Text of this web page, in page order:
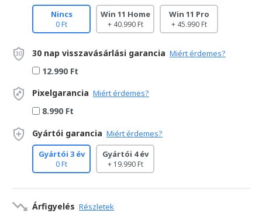
Nincs
0 Ft
Win 11 Home
+ 40.990 Ft
Win 11 Pro
+ 45.990 Ft
30 nap visszavásárlási garancia Miért érdemes?
12.990 Ft
Pixelgarancia Miért érdemes?
8.990 Ft
Gyártói garancia Miért érdemes?
Gyártói 3 év
0 Ft
Gyártói 4 év
+ 19.990 Ft
Árfigyelés Részletek